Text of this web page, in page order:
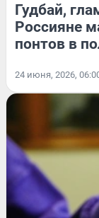
Гудбай,
Россияне
понтов в
24 июня, 2026,